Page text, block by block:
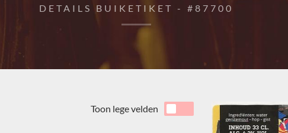
DETAILS BUIKETIKET - #87700
Toon lege velden